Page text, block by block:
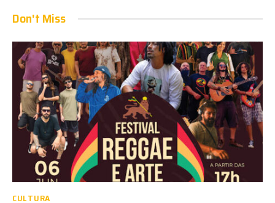
Don't Miss
CULTURA